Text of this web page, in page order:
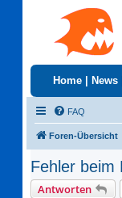
Home News
FAQ
Foren-Übersicht
Fehler beim
Antworten